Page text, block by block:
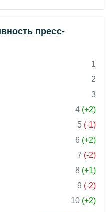
пресс-
1
2
3
4 (+2)
5 (-1)
6 (+2)
7 (-2)
8 (+1)
9 (-2)
10 (+2)